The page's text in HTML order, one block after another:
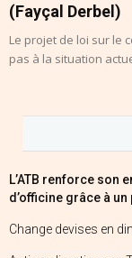
(Fayçal Derbel)
Le projet de loi sur le
pas à la situation
L’ATB renforce son
d’officine grâce à
Change devises en